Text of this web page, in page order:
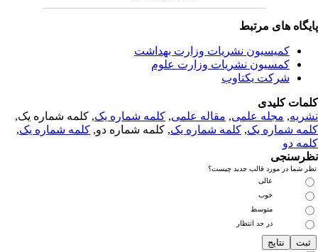
های مرتبط
کمیسیون نشریات وزارت بهداشت
کمسیون نشریات وزارت علوم
شرکت یکتاوب
کلیدی
,مجله علمی, مقاله علمی, کلمه شماره یک, کلمه شماره یک,
شماره یک,کلمه شماره یک, کلمه شماره دو,کلمه شماره یک,
دو
شما در مورد قالب جدید چیست؟
عالی
خوب
متوسط
در حد انتظار